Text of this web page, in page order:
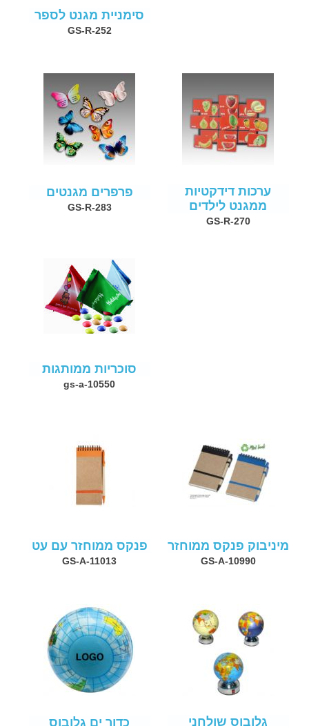
סימניית מגנט לספר
GS-R-252
ערכות דידקטיות
ממגנט לילדים
GS-R-270
פרפרים מגנטים
GS-R-283
סוכריות ממותגות
gs-a-10550
מיניבוק פנקס ממוחזר
GS-A-10990
פנקס ממוחזר עם עט
GS-A-11013
גלובוס שולחני כדור ים גלובוס